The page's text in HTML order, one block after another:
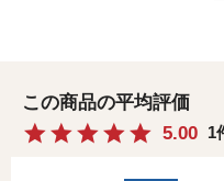
5.00 1